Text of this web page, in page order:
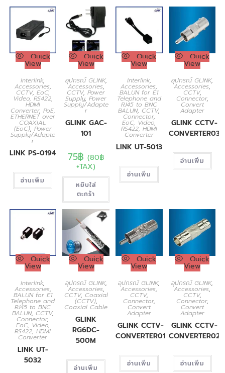
Quick
View
Interlink,
Accessories,
CCTV, EoC,
Video, RS422,
HDMI
Converter, PoE,
ETHERNET over
COAXIAL
(EoC), Power
Supply/Adapte
r
LINK PS-0194
อ่านเพิ่ม
Quick
View
อุปกรณ์ GLINK,
Accessories,
CCTV,Power
Supply,Power
Supply/Adapte
r
GLINK GAC-
101
75฿ (80฿
+TAX)
หยิบใส่
ตะกร้า
Quick
View
Interlink,
Accessories,
BALUN for E1
Telephone and
RJ45 to BNC
BALUN, CCTV,
Connector,
EoC, Video,
RS422, HDMI
Converter
LINK UT-5013
อ่านเพิ่ม
Quick
View
อุปกรณ์ GLINK,
Accessories,
CCTV,
Connector,
Convert
Adapter
GLINK CCTV-
CONVERTER03
อ่านเพิ่ม
Quick
View
Interlink,
Accessories,
BALUN for E1
Telephone and
RJ45 to BNC
BALUN, CCTV,
Connector,
EoC, Video,
RS422, HDMI
Converter
LINK UT-
5032
Quick
View
อุปกรณ์ GLINK,
Accessories,
CCTV, Coaxial
(CCTV),
Coaxial Cable
GLINK
RG6DC-
500M
อ่านเพิ่ม
Quick
View
อุปกรณ์ GLINK,
Accessories,
CCTV,
Connector,
Convert
Adapter
GLINK CCTV-
CONVERTER01
อ่านเพิ่ม
Quick
View
อุปกรณ์ GLINK,
Accessories,
CCTV,
Connector,
Convert
Adapter
GLINK CCTV-
CONVERTER02
อ่านเพิ่ม